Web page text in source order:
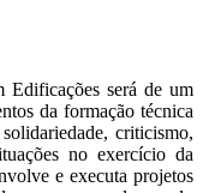
será de um
da formação técnica
criticismo,
no exercício da
e executa projetos